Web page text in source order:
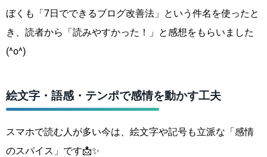
ぼくも「7日でできるブログ改善法」という件名を使ったと
き、読者から「読みやすかった！」と感想をもらいました
(^o^)
絵文字・語感・テンポで感情を動かす工夫
スマホで読む人が多い今は、絵文字や記号も立派な「感情
のスパイス」です📩✨